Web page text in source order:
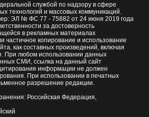
службой по надзору в сфере
технологий и массовых коммуникаций.
ЭЛ № ФС 77 - 75882 от 24 июня 2019 года
за достоверность
в рекламных материалах
частичное копирование и использование
как составных произведений, включая
При любом использовании данных
СМИ, ссылка на данный сайт
информации не должен
При использовании в печатных
разрешение редакции.
Российская Федерация,